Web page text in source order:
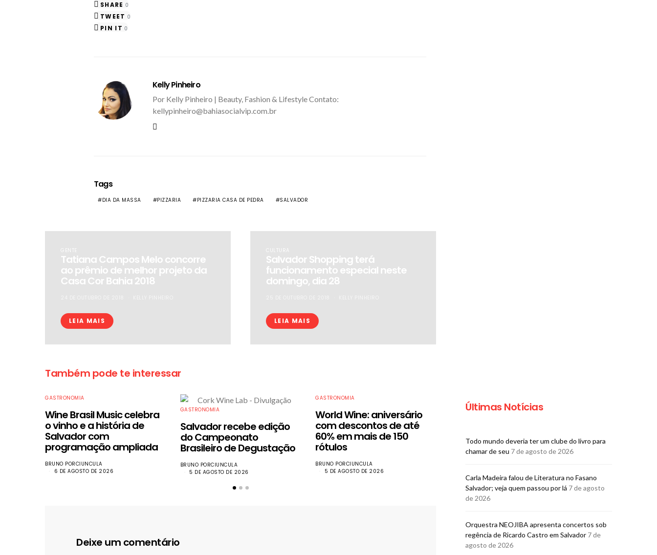
SHARE 0
TWEET 0
PIN IT 0
Kelly Pinheiro
Por Kelly Pinheiro | Beauty, Fashion & Lifestyle Contato:
kellypinheiro@bahiasocialvip.com.br
Tags
DIA DA MASSA PIZZARIA PIZZARIA CASA DE PEDRA SALVADOR
GENTE
Tatiana Campos Melo concorre
ao prêmio de melhor projeto da
Casa Cor Bahia 2018
LEIA MAIS
CULTURA
Salvador Shopping terá
funcionamento especial neste
domingo, dia 28
LEIA MAIS
Também pode te interessar
GASTRONOMIA
Wine Brasil Music celebra
o vinho e a história de
Salvador com
programação ampliada
BRUNO PORCIUNCULA
6 DE AGOSTO DE 2026
GASTRONOMIA
​Salvador recebe edição
do Campeonato
Brasileiro de Degustação
BRUNO PORCIUNCULA
5 DE AGOSTO DE 2026
GASTRONOMIA
World Wine: aniversário
com descontos de até
60% em mais de 150
rótulos
BRUNO PORCIUNCULA
5 DE AGOSTO DE 2026
GASTRONOMIA
Pereira Convida recebe
almoço exclusivo
BRUNO PORCIUNCULA
5 DE AGOSTO DE 2026
GASTRONOMIA
anos do
Amado
Deixe um comentário
Últimas Notícias
Todo mundo deveria ter um clube do livro para
chamar de seu 7 de agosto de 2026
Carla Madeira falou de Literatura no Fasano
Salvador; veja quem passou por lá 7 de agosto
de 2026
Orquestra NEOJIBA apresenta concertos sob
regência de Ricardo Castro em Salvador 7 de
agosto de 2026